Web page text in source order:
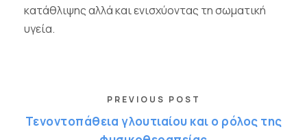
κατάθλιψης αλλά και ενισχύοντας τη σωματική
υγεία.
PREVIOUS POST
Τενοντοπάθεια γλουτιαίου και ο ρόλος της